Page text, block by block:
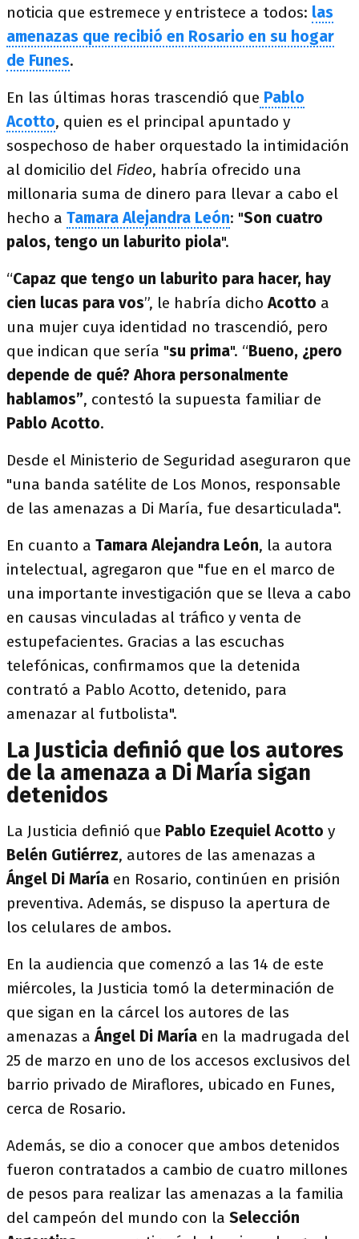
noticia que estremece y entristece a todos: las
amenazas que recibió en Rosario en su hogar
de Funes.
En las últimas horas trascendió que Pablo
Acotto, quien es el principal apuntado y
sospechoso de haber orquestado la intimidación
al domicilio del Fideo, habría ofrecido una
millonaria suma de dinero para llevar a cabo el
hecho a Tamara Alejandra León: "Son cuatro
palos, tengo un laburito piola".
“Capaz que tengo un laburito para hacer, hay
cien lucas para vos”, le habría dichoAcotto a
una mujer cuya identidad no trascendió, pero
que indican que sería "su prima". “Bueno, ¿pero
depende de qué? Ahora personalmente
hablamos”, contestó la supuesta familiar de
Pablo Acotto.
Desde el Ministerio de Seguridad aseguraron que
"una banda satélite de Los Monos, responsable
de las amenazas a Di María, fue desarticulada".
En cuanto a Tamara Alejandra León, la autora
intelectual, agregaron que "fue en el marco de
una importante investigación que se lleva a cabo
en causas vinculadas al tráfico y venta de
estupefacientes. Gracias a las escuchas
telefónicas, confirmamos que la detenida
contrató a Pablo Acotto, detenido, para
amenazar al futbolista".
La Justicia definió que los autores
de la amenaza a Di María sigan
detenidos
La Justicia definió que Pablo Ezequiel Acotto y
Belén Gutiérrez, autores de las amenazas a
Ángel Di María en Rosario, continúen en prisión
preventiva. Además, se dispuso la apertura de
los celulares de ambos.
En la audiencia que comenzó a las 14 de este
miércoles, la Justicia tomó la determinación de
que sigan en la cárcel los autores de las
amenazas aÁngel Di María en la madrugada del
25 de marzo en uno de los accesos exclusivos del
barrio privado de Miraflores, ubicado en Funes,
cerca de Rosario.
Además, se dio a conocer que ambos detenidos
fueron contratados a cambio de cuatro millones
de pesos para realizar las amenazas a la familia
del campeón del mundo con la Selección